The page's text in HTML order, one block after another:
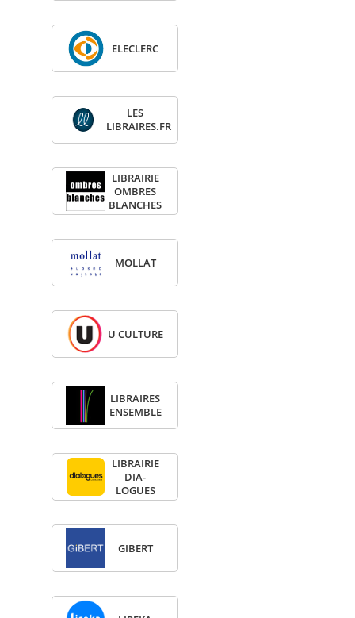
ELE­CLERC
LES
LIBRAIRES.FR
LIBRAI­RIE
OMBRES
BLANCHES
MOL­LAT
U CULTURE
LIBRAIRES
ENSEMBLE
LIBRAI­RIE
DIA­
LOGUES
GIBERT